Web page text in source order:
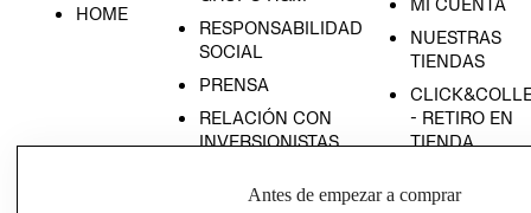
HOME
RESPONSABILIDAD
SOCIAL
PRENSA
RELACIÓN CON
INVERSIONISTAS
EMPRESARIAL
MI CUENTA
NUESTRAS
TIENDAS
- RETIRO EN
TIENDA
CONDICIONES
Antes de empezar a comprar